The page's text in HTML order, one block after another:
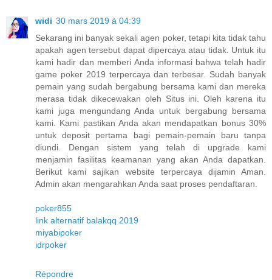
widi 30 mars 2019 à 04:39
Sekarang ini banyak sekali agen poker, tetapi kita tidak tahu
apakah agen tersebut dapat dipercaya atau tidak. Untuk itu
kami hadir dan memberi Anda informasi bahwa telah hadir
game poker 2019 terpercaya dan terbesar. Sudah banyak
pemain yang sudah bergabung bersama kami dan mereka
merasa tidak dikecewakan oleh Situs ini. Oleh karena itu
kami juga mengundang Anda untuk bergabung bersama
kami. Kami pastikan Anda akan mendapatkan bonus 30%
untuk deposit pertama bagi pemain-pemain baru tanpa
diundi. Dengan sistem yang telah di upgrade kami
menjamin fasilitas keamanan yang akan Anda dapatkan.
Berikut kami sajikan website terpercaya dijamin Aman.
Admin akan mengarahkan Anda saat proses pendaftaran.
poker855
link alternatif balakqq 2019
miyabipoker
idrpoker
Répondre